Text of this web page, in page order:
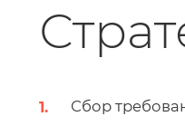
Сбор